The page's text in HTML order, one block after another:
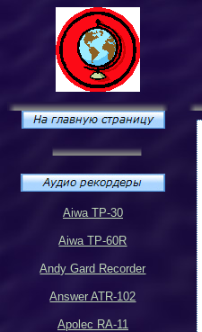
Aiwa TP-30
Aiwa TP-60R
Andy Gard Recorder
Answer ATR-102
Apolec RA-11